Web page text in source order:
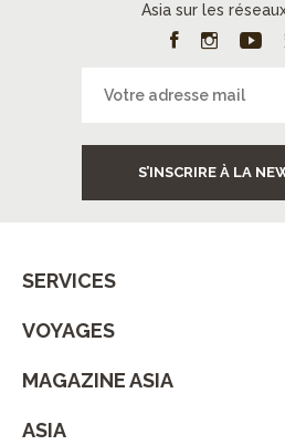
Asia sur les
S’INSCRIRE À LA
SERVICES
VOYAGES
MAGAZINE ASIA
ASIA